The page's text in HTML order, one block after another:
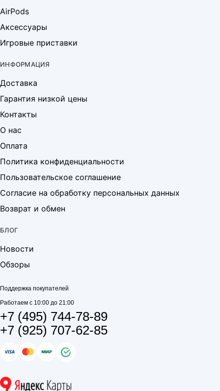
AirPods
Аксессуары
Игровые приставки
ИНФОРМАЦИЯ
Доставка
Гарантия низкой цены
Контакты
О нас
Оплата
Политика конфиденциальности
Пользовательское соглашение
Согласие на обработку персональных данных
Возврат и обмен
БЛОГ
Новости
Обзоры
Поддержка покупателей
Работаем с 10:00 до 21:00
+7 (495) 744-78-89
+7 (925) 707-62-85